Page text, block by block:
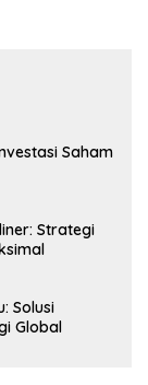
Saham
Strategi
Solusi
Global